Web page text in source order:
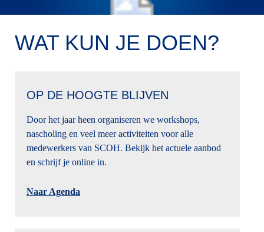
WAT KUN JE DOEN?
OP DE HOOGTE BLIJVEN
Door het jaar heen organiseren we workshops,
nascholing en veel meer activiteiten voor alle
medewerkers van SCOH. Bekijk het actuele aanbod
en schrijf je online in.
Naar Agenda